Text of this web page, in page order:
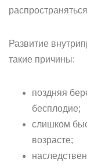
Развитие
такие
поздняя
бесплодие;
слишком
возрасте;